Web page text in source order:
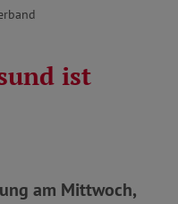
ist
am Mittwoch,